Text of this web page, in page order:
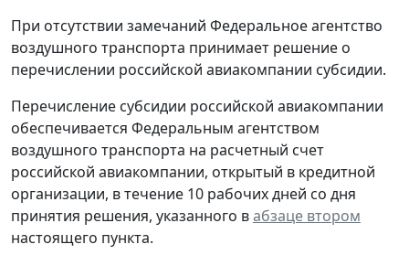
При отсутствии замечаний Федеральное агентство
воздушного транспорта принимает решение о
перечислении российской авиакомпании субсидии.
Перечисление субсидии российской авиакомпании
обеспечивается Федеральным агентством
воздушного транспорта на расчетный счет
российской авиакомпании, открытый в кредитной
организации, в течение 10 рабочих дней со дня
принятия решения, указанного вабзаце втором
настоящего пункта.